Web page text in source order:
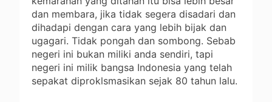
dan membara, jika tidak segera disadari dan
dihadapi dengan cara yang lebih bijak dan
ugagari. Tidak pongah dan sombong. Sebab
negeri ini bukan miliki anda sendiri, tapi
negeri ini milik bangsa Indonesia yang telah
sepakat diproklsmasikan sejak 80 tahun lalu.